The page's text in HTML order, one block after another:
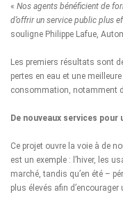
« Nos agents bénéficient de
d’offrir un service public plus
souligne Philippe Lafue,
Les premiers résultats sont
pertes en eau et une
consommation, notamment
De nouveaux services
Ce projet ouvre la voie à de
est un exemple : l’hiver, les
marché, tandis qu’en été –
plus élevés afin